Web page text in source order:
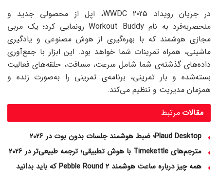
در جریان رویداد WWDC 2025، اپل از محصولی جدید و
منحصربه‌فرد به نام Workout Buddy رونمایی کرد؛ یک مربی
مجازی هوشمند که با بهره‌گیری از هوش مصنوعی و یادگیری
ماشینی، همراه تمرینات شما خواهد بود. این ابزار با جمع‌آوری
داده‌های گذشته‌ی شما شامل سرعت‌، مسافت، حلقه‌های فعالیت
بسته‌شده و بار تمرینی، برنامه‌ی تمرینی‌ را به‌صورت زنده و
همزمان مدیریت و تنظیم می‌کند.
مرتبط مقالات
Plaud Desktop؛ ضبط هوشمند جلسات بدون بوت در 2026
مترجم‌های Timekettle با هوش تطبیقی؛ ترجمه طبیعی‌تر در 2026
همه چیز درباره ساعت هوشمند Pebble Round 2 که باید بدانید